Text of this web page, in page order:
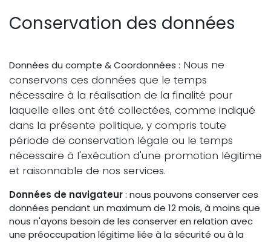
Conservation des données
Données du compte & Coordonnées : Nous ne
conservons ces données que le temps
nécessaire à la réalisation de la finalité pour
laquelle elles ont été collectées, comme indiqué
dans la présente politique, y compris toute
période de conservation légale ou le temps
nécessaire à l'exécution d'une promotion légitime
et raisonnable de nos services.
Données de navigateur: nous pouvons conserver ces
données pendant un maximum de 12 mois, à moins que
nous n'ayons besoin de les conserver en relation avec
une préoccupation légitime liée à la sécurité ou à la